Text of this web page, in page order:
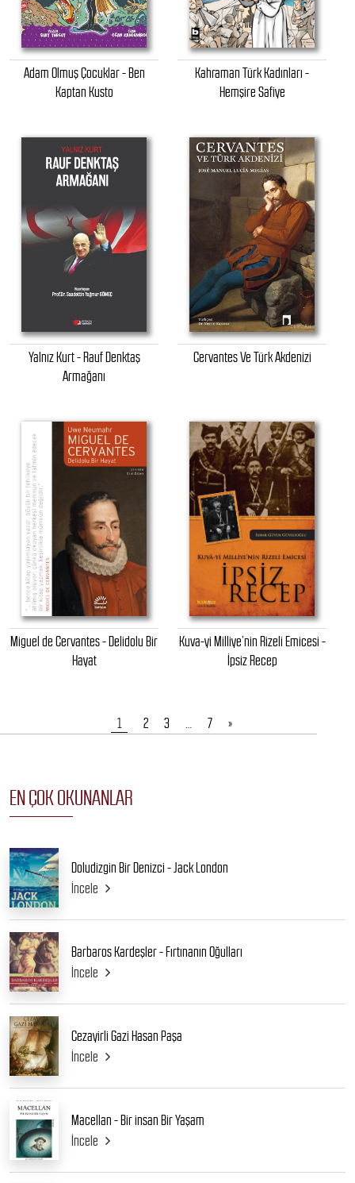
Adam Olmuş Çocuklar - Ben
Kaptan Kusto
Kahraman Türk Kadınları -
Hemşire Safiye
Yalnız Kurt - Rauf Denktaş
Armağanı
Cervantes Ve Türk Akdenizi
Miguel de Cervantes - Delidolu Bir
Hayat
Kuva-yi Milliye’nin Rizeli Emicesi -
İpsiz Recep
1 2 3 … 7 »
EN ÇOK OKUNANLAR
Doludizgin Bir Denizci - Jack London
İncele
Barbaros Kardeşler - Fırtınanın Oğulları
İncele
Cezayirli Gazi Hasan Paşa
İncele
Macellan - Bir insan Bir Yaşam
İncele